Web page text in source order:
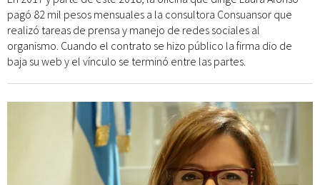
pagó 82 mil pesos mensuales a la consultora Consuansor que
realizó tareas de prensa y manejo de redes sociales al
organismo. Cuando el contrato se hizo público la firma dio de
baja su web y el vínculo se terminó entre las partes.